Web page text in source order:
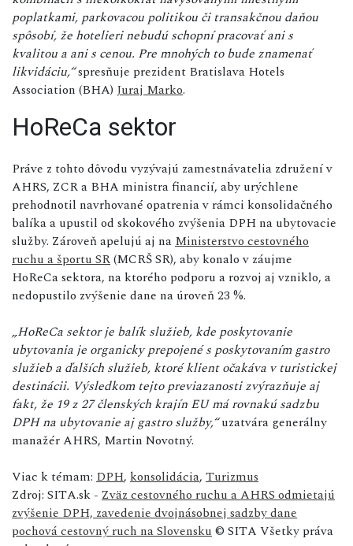
poplatkami, parkovacou politikou či transakčnou daňou
spôsobí, že hotelieri nebudú schopní pracovať ani s
kvalitou a ani s cenou. Pre mnohých to bude znamenať
likvidáciu,“spresňuje prezident Bratislava Hotels
Association (BHA) Juraj Marko.
HoReCa sektor
Práve z tohto dôvodu vyzývajú zamestnávatelia združení v
AHRS, ZCR a BHA ministra financií, aby urýchlene
prehodnotil navrhované opatrenia v rámci konsolidačného
balíka a upustil od skokového zvýšenia DPH na ubytovacie
služby. Zároveň apelujú aj na Ministerstvo cestovného
ruchu a športu SR(MCRŠ SR), aby konalo v záujme
HoReCa sektora, na ktorého podporu a rozvoj aj vzniklo, a
nedopustilo zvýšenie dane na úroveň 23 %.
„HoReCa sektor je balík služieb, kde poskytovanie
ubytovania je organicky prepojené s poskytovaním gastro
služieb a ďalších služieb, ktoré klient očakáva v turistickej
destinácii. Výsledkom tejto previazanosti zvýrazňuje aj
fakt, že 19 z 27 členských krajín EU má rovnakú sadzbu
DPH na ubytovanie aj gastro služby,“uzatvára generálny
manažér AHRS, Martin Novotný.
Viac k témam: DPH, konsolidácia, Turizmus
Zdroj: SITA.sk - Zväz cestovného ruchu a AHRS odmietajú
zvýšenie DPH, zavedenie dvojnásobnej sadzby dane
pochová cestovný ruch na Slovensku © SITA Všetky práva